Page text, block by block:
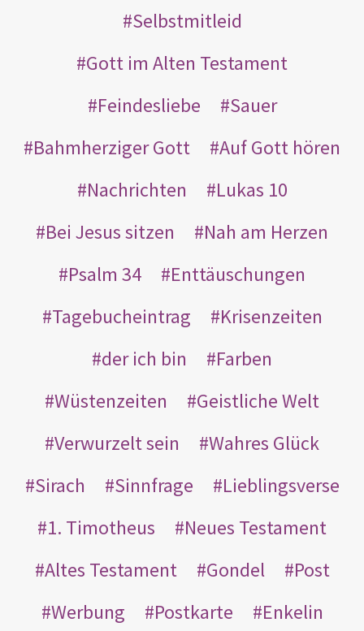
Selbstmitleid
Gott im Alten Testament
Feindesliebe
Sauer
Bahmherziger Gott
Auf Gott hören
Nachrichten
Lukas 10
Bei Jesus sitzen
Nah am Herzen
Psalm 34
Enttäuschungen
Tagebucheintrag
Krisenzeiten
der ich bin
Farben
Wüstenzeiten
Geistliche Welt
Verwurzelt sein
Wahres Glück
Sirach
Sinnfrage
Lieblingsverse
1. Timotheus
Neues Testament
Altes Testament
Gondel
Post
Werbung
Postkarte
Enkelin